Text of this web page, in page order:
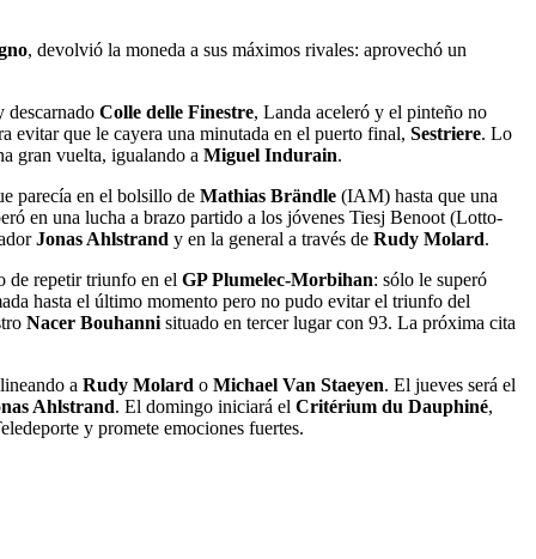
, devolvió la moneda a sus máximos rivales: aprovechó un
descarnado Colle delle Finestre, Landa aceleró y el pinteño no
evitar que le cayera una minutada en el puerto final, Sestriere. Lo
gran vuelta, igualando a Miguel Indurain.
parecía en el bolsillo de Mathias Brändle (IAM) hasta que una
en una lucha a brazo partido a los jóvenes Tiesj Benoot (Lotto-
Jonas Ahlstrand y en la general a través de Rudy Molard.
de repetir triunfo en el GP Plumelec-Morbihan: sólo le superó
hasta el último momento pero no pudo evitar el triunfo del
Nacer Bouhanni situado en tercer lugar con 93. La próxima cita
a Rudy Molard o Michael Van Staeyen. El jueves será el
Ahlstrand. El domingo iniciará el Critérium du Dauphiné,
y promete emociones fuertes.